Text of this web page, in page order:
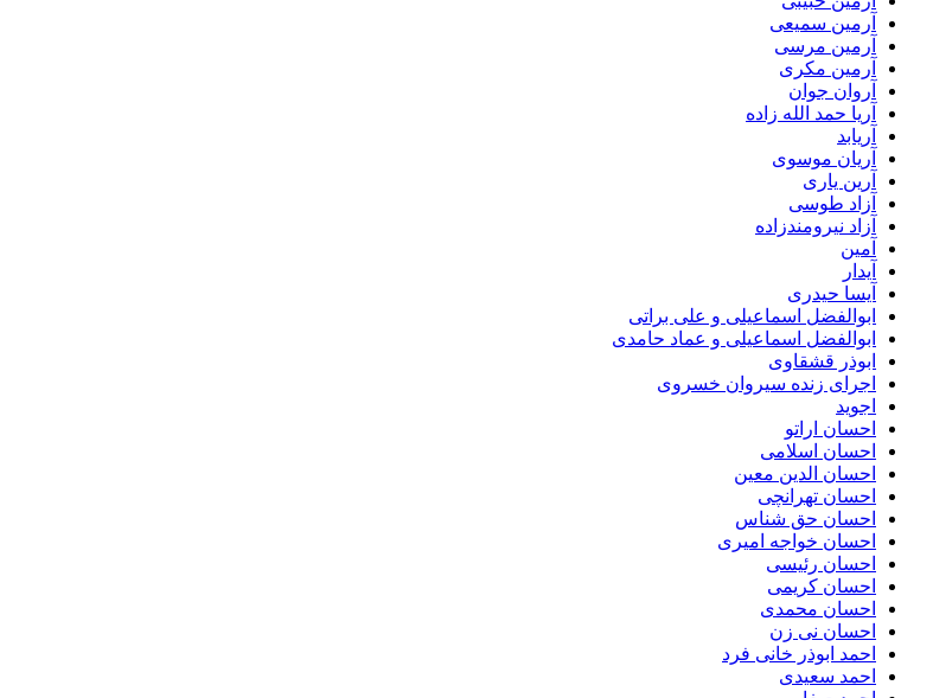
آرمین سمیعی
آرمین مرسی
آرمین مکری
آروان جوان
آریا حمد الله زاده
آریابد
آریان موسوی
آرین یاری
آزاد طوسی
آزاد نیرومندزاده
آمین
آیدار
آیسا حیدری
ابوالفضل اسماعیلی و علی براتی
ابوالفضل اسماعیلی و عماد حامدی
ابوذر قشقاوی
اجرای زنده سیروان خسروی
اجوید
احسان اراتو
احسان اسلامی
احسان الدین معین
احسان تهرانچی
احسان حق شناس
احسان خواجه امیری
احسان رئیسی
احسان کریمی
احسان محمدی
احسان نی زن
احمد ابوذر خانی فرد
احمد سعیدی